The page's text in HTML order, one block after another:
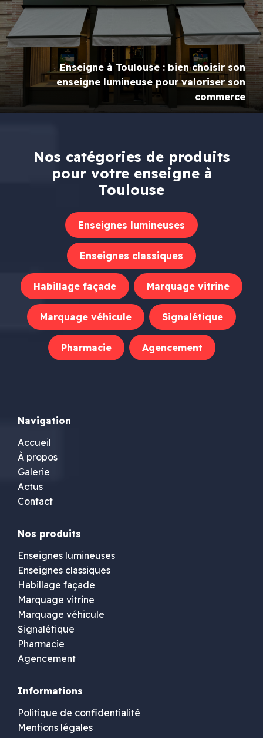
Enseigne à Toulouse : bien choisir son
enseigne lumineuse pour valoriser son
commerce
Nos catégories de produits
pour votre enseigne à
Toulouse
Enseignes lumineuses
Enseignes classiques
Habillage façade Marquage vitrine
Marquage véhicule Signalétique
Pharmacie Agencement
Navigation
Accueil
À propos
Galerie
Actus
Contact
Nos produits
Enseignes lumineuses
Enseignes classiques
Habillage façade
Marquage vitrine
Marquage véhicule
Signalétique
Pharmacie
Agencement
Informations
Politique de confidentialité
Mentions légales